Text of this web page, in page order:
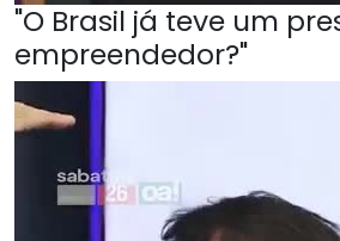
"O Brasil já teve um
empreendedor?"